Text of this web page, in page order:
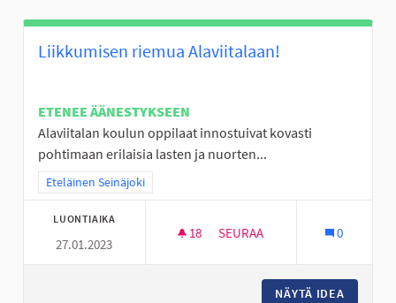
Liikkumisen riemua Alaviitalaan!
ETENEE ÄÄNESTYKSEEN
Alaviitalan koulun oppilaat innostuivat kovasti
pohtimaan erilaisia lasten ja nuorten...
Rajaa tulokset teeman mukaan: Eteläinen Seinäjoki
Eteläinen Seinäjoki
LUONTIAIKA
27.01.2023
18 18 SEURAAJAA
SEURAA 0
NÄYTÄ IDEA